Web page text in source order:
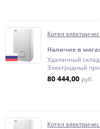
Котел
Наличие в
Удаленный склад
Электродный
80 444,00 руб.
Котел